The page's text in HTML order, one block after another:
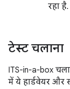
रहा है.
टेस्ट चलाना
ITS-in-a-box
में ये हार्डवेयर और